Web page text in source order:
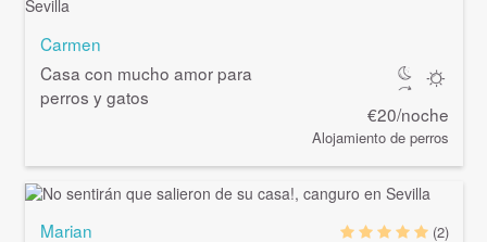
Carmen
Casa con mucho amor para
perros y gatos
€20/noche
Alojamiento de perros
Marian
(2)